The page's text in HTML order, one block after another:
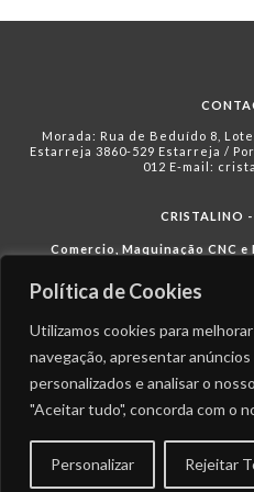
Política de Cookies
Utilizamos cookies para
navegação, apresentar
personalizados e analisar o
"Aceitar tudo", concorda com o
Personalizar Rejeitar
Morada: Rua de Beduído 8,
Estarreja 3860-529 Estarreja /
012 E-mail:
CRISTALINO
Comercio, Maquinação CNC
Política de
Política